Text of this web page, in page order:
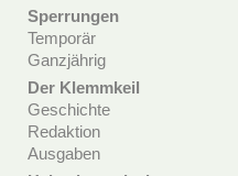
Sperrungen
Temporär
Ganzjährig
Der Klemmkeil
Geschichte
Redaktion
Ausgaben